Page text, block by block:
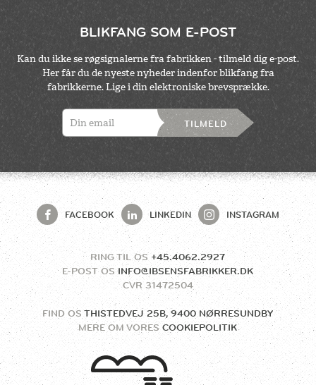
BLIKFANG SOM E-POST
Kan du ikke se røgsignalerne fra fabrikken - tilmeld dig e-post.
Her får du de nyeste nyheder indenfor blikfang fra
fabrikkerne. Lige i din elektroniske brevsprække.
TILMELD
FACEBOOK LINKEDIN INSTAGRAM
RING TIL OS +45.4062.2927
E-POST OS INFO@IBSENSFABRIKKER.DK
MERE OM VORES COOKIEPOLITIK
FIND OS THISTEDVEJ 25B, 9400 NØRRESUNDBY
CVR 31472504